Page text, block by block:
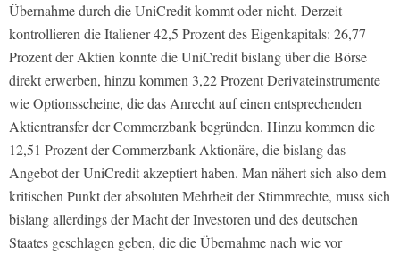
Übernahme durch die UniCredit kommt oder nicht. Derzeit
kontrollieren die Italiener 42,5 Prozent des Eigenkapitals: 26,77
Prozent der Aktien konnte die UniCredit bislang über die Börse
direkt erwerben, hinzu kommen 3,22 Prozent Derivateinstrumente
wie Optionsscheine, die das Anrecht auf einen entsprechenden
Aktientransfer der Commerzbank begründen. Hinzu kommen die
12,51 Prozent der Commerzbank-Aktionäre, die bislang das
Angebot der UniCredit akzeptiert haben. Man nähert sich also dem
kritischen Punkt der absoluten Mehrheit der Stimmrechte, muss sich
bislang allerdings der Macht der Investoren und des deutschen
Staates geschlagen geben, die die Übernahme nach wie vor